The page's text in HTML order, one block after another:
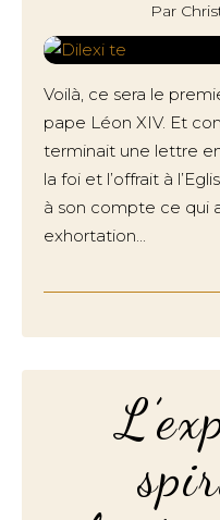
Par
Voilà, ce sera le
pape Léon XIV. Et
terminait une lettre
la foi et l’offrait à
à son compte ce qui
exhortation...